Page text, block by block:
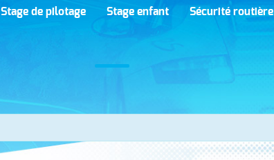
Stage de pilotage Stage enfant Sécurité routière